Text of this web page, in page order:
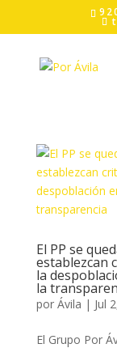
content
El PP se
establezcan
la
la
por Ávila | Jul
El Grupo Por